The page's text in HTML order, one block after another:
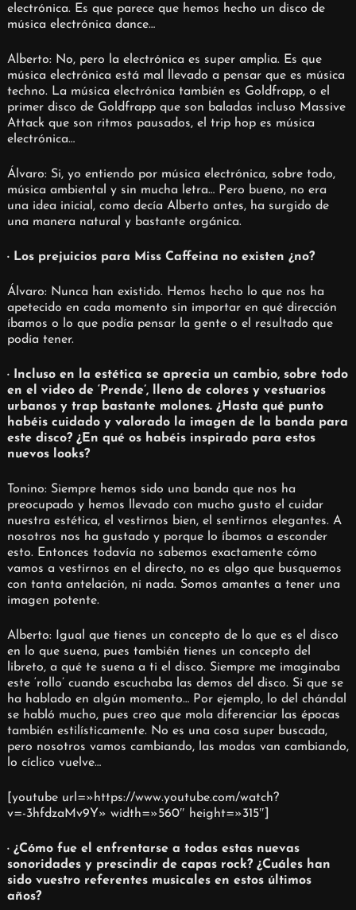
electrónica. Es que parece que hemos hecho un disco de
música electrónica dance…
Alberto: No, pero la electrónica es super amplia. Es que
música electrónica está mal llevado a pensar que es música
techno. La música electrónica también es Goldfrapp, o el
primer disco de Goldfrapp que son baladas incluso Massive
Attack que son ritmos pausados, el trip hop es música
electrónica…
Álvaro: Si, yo entiendo por música electrónica, sobre todo,
música ambiental y sin mucha letra… Pero bueno, no era
una idea inicial, como decía Alberto antes, ha surgido de
una manera natural y bastante orgánica.
· Los prejuicios para Miss Caffeina no existen ¿no?
Álvaro: Nunca han existido. Hemos hecho lo que nos ha
apetecido en cada momento sin importar en qué dirección
íbamos o lo que podía pensar la gente o el resultado que
podía tener.
· Incluso en la estética se aprecia un cambio, sobre todo
en el video de ‘Prende’, lleno de colores y vestuarios
urbanos y trap bastante molones. ¿Hasta qué punto
habéis cuidado y valorado la imagen de la banda para
este disco? ¿En qué os habéis inspirado para estos
nuevos looks?
Tonino: Siempre hemos sido una banda que nos ha
preocupado y hemos llevado con mucho gusto el cuidar
nuestra estética, el vestirnos bien, el sentirnos elegantes. A
nosotros nos ha gustado y porque lo íbamos a esconder
esto. Entonces todavía no sabemos exactamente cómo
vamos a vestirnos en el directo, no es algo que busquemos
con tanta antelación, ni nada. Somos amantes a tener una
imagen potente.
Alberto: Igual que tienes un concepto de lo que es el disco
en lo que suena, pues también tienes un concepto del
libreto, a qué te suena a ti el disco. Siempre me imaginaba
este ‘rollo’ cuando escuchaba las demos del disco. Si que se
ha hablado en algún momento… Por ejemplo, lo del chándal
se habló mucho, pues creo que mola diferenciar las épocas
también estilísticamente. No es una cosa super buscada,
pero nosotros vamos cambiando, las modas van cambiando,
lo cíclico vuelve…
[youtube url=»https://www.youtube.com/watch?
v=-3hfdzaMv9Y» width=»560″ height=»315″]
· ¿Cómo fue el enfrentarse a todas estas nuevas
sonoridades y prescindir de capas rock? ¿Cuáles han
sido vuestro referentes musicales en estos últimos
años?